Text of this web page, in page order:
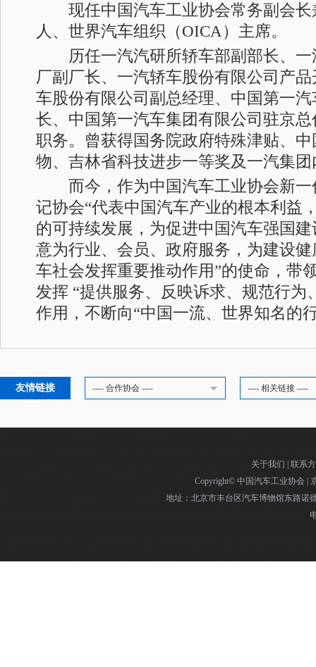
现任中国汽车工业协会常务副会长
人、世界汽车组织（OICA）主席。
历任一汽汽研所轿车部副部长、一
厂副厂长、一汽轿车股份有限公司产
车股份有限公司副总经理、中国第一
长、中国第一汽车集团有限公司驻京
职务。曾获得国务院政府特殊津贴、
物、吉林省科技进步一等奖及一汽集
而今，作为中国汽车工业协会新一
记协会“代表中国汽车产业的根本利益
的可持续发展，为促进中国汽车强国
意为行业、会员、政府服务，为建设
车社会发挥重要推动作用”的使命，带
发挥 “提供服务、反映诉求、规范行为
作用，不断向“中国一流、世界知名的
友情链接 ---- 合作协会 ---- ---- 相关链接 ----
关于我们
联系
Copyright© 中国汽车工业协会
地址：北京市丰台区汽车博物馆东路诺